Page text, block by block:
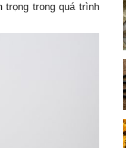
trọng trong quá trình